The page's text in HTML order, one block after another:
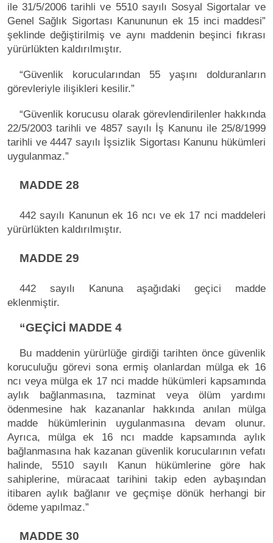
ile 31/5/2006 tarihli ve 5510 sayılı Sosyal Sigortalar ve
Genel Sağlık Sigortası Kanununun ek 15 inci maddesi”
şeklinde değiştirilmiş ve aynı maddenin beşinci fıkrası
yürürlükten kaldırılmıştır.
“Güvenlik korucularından 55 yaşını dolduranların
görevleriyle ilişikleri kesilir.”
“Güvenlik korucusu olarak görevlendirilenler hakkında
22/5/2003 tarihli ve 4857 sayılı İş Kanunu ile 25/8/1999
tarihli ve 4447 sayılı İşsizlik Sigortası Kanunu hükümleri
uygulanmaz.”
MADDE 28
442 sayılı Kanunun ek 16 ncı ve ek 17 nci maddeleri
yürürlükten kaldırılmıştır.
MADDE 29
442 sayılı Kanuna aşağıdaki geçici madde
eklenmiştir.
“GEÇİCİ MADDE 4
Bu maddenin yürürlüğe girdiği tarihten önce güvenlik
koruculuğu görevi sona ermiş olanlardan mülga ek 16
ncı veya mülga ek 17 nci madde hükümleri kapsamında
aylık bağlanmasına, tazminat veya ölüm yardımı
ödenmesine hak kazananlar hakkında anılan mülga
madde hükümlerinin uygulanmasına devam olunur.
Ayrıca, mülga ek 16 ncı madde kapsamında aylık
bağlanmasına hak kazanan güvenlik korucularının vefatı
halinde, 5510 sayılı Kanun hükümlerine göre hak
sahiplerine, müracaat tarihini takip eden aybaşından
itibaren aylık bağlanır ve geçmişe dönük herhangi bir
ödeme yapılmaz.”
MADDE 30